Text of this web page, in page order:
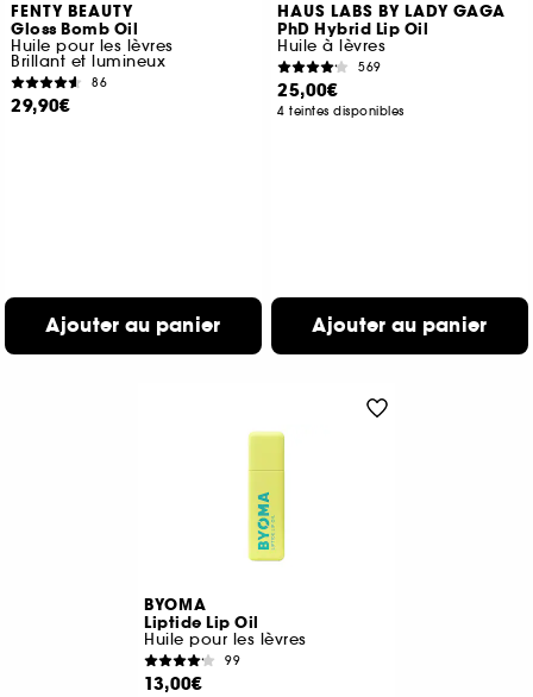
FENTY BEAUTY
Gloss Bomb Oil
Huile pour les lèvres
Brillant et lumineux
86
29,90€
Ajouter au panier
HAUS LABS BY LADY GAGA
PhD Hybrid Lip Oil
Huile à lèvres
569
25,00€
4 teintes disponibles
Ajouter au panier
BYOMA
Liptide Lip Oil
Huile pour les lèvres
99
13,00€